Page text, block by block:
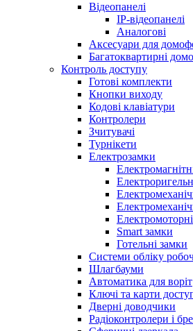
Відеопанелі
IP-відеопанелі
Аналогові
Аксесуари для
Багатоквартирні
Контроль доступу
Готові комплекти
Кнопки виходу
Кодові клавіатури
Контролери
Зчитувачі
Турнікети
Електрозамки
Smart замки
Готельні замки
Системи обліку
Шлагбауми
Автоматика для воріт
Ключі та карти
Дверні доводчики
Радіоконтролери і